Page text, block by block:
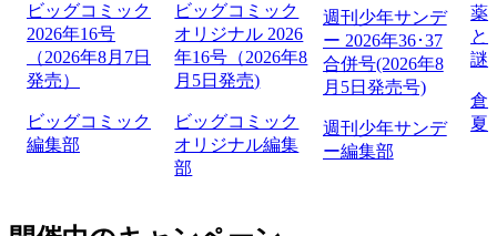
ビッグコミック
2026年16号
（2026年8月7日
発売）
ビッグコミック
編集部
ビッグコミック
オリジナル 2026
年16号（2026年8
月5日発売)
ビッグコミック
オリジナル編集
部
週刊少年サンデ
ー 2026年36･37
合併号(2026年8
月5日発売号)
週刊少年サンデ
ー編集部
薬
と
謎
倉
夏